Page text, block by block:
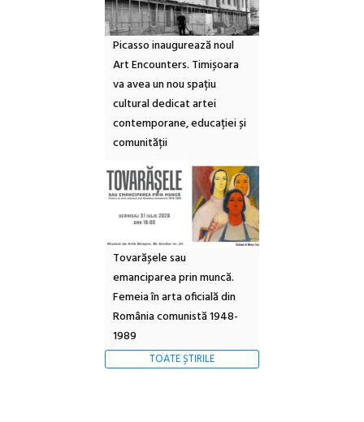
Picasso inaugurează noul
Art Encounters. Timișoara
va avea un nou spațiu
cultural dedicat artei
contemporane, educației și
comunității
Tovarășele sau
emanciparea prin muncă.
Femeia în arta oficială din
România comunistă 1948-
1989
TOATE ȘTIRILE